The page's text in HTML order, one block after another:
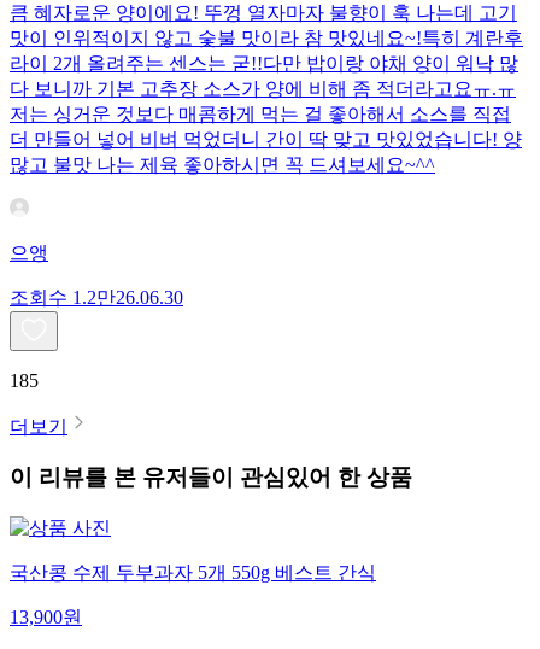
큼 혜자로운 양이에요! 뚜껑 열자마자 불향이 훅 나는데 고기
맛이 인위적이지 않고 숯불 맛이라 참 맛있네요~!특히 계란후
라이 2개 올려주는 센스는 굳!! ​다만 밥이랑 야채 양이 워낙 많
다 보니까 기본 고추장 소스가 양에 비해 좀 적더라고요ㅠ.ㅠ
저는 싱거운 것보다 매콤하게 먹는 걸 좋아해서 소스를 직접
더 만들어 넣어 비벼 먹었더니 간이 딱 맞고 맛있었습니다! 양
많고 불맛 나는 제육 좋아하시면 꼭 드셔보세요~^^
으앵
조회수 1.2만26.06.30
185
더보기
이 리뷰를 본 유저들이 관심있어 한 상품
국산콩 수제 두부과자 5개 550g 베스트 간식
13,900원